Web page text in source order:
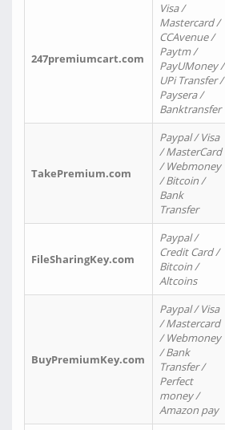
247premiumcart.com
Visa /
Mastercard /
CCAvenue /
Paytm /
PayUMoney /
UPi Transfer /
Paysera /
Banktransfer
TakePremium.com
Paypal / Visa
/ MasterCard
/ Webmoney
/ Bitcoin /
Bank
Transfer
FileSharingKey.com
Paypal /
Credit Card /
Bitcoin /
Altcoins
BuyPremiumKey.com
Paypal / Visa
/ Mastercard
/ Webmoney
/ Bank
Transfer /
Perfect
money /
Amazon pay